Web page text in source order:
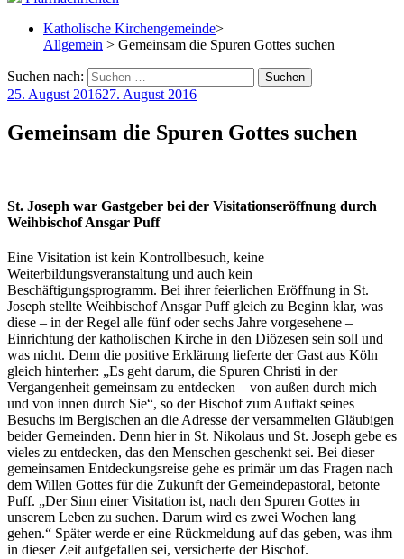
Katholische Kirchengemeinde>
Allgemein > Gemeinsam die Spuren Gottes suchen
Suchen nach:
25. August 201627. August 2016
Gemeinsam die Spuren Gottes suchen
St. Joseph war Gastgeber bei der Visitationseröffnung durch
Weihbischof Ansgar Puff
Eine Visitation ist kein Kontrollbesuch, keine
Weiterbildungsveranstaltung und auch kein
Beschäftigungsprogramm. Bei ihrer feierlichen Eröffnung in St.
Joseph stellte Weihbischof Ansgar Puff gleich zu Beginn klar, was
diese – in der Regel alle fünf oder sechs Jahre vorgesehene –
Einrichtung der katholischen Kirche in den Diözesen sein soll und
was nicht. Denn die positive Erklärung lieferte der Gast aus Köln
gleich hinterher: „Es geht darum, die Spuren Christi in der
Vergangenheit gemeinsam zu entdecken – von außen durch mich
und von innen durch Sie“, so der Bischof zum Auftakt seines
Besuchs im Bergischen an die Adresse der versammelten Gläubigen
beider Gemeinden. Denn hier in St. Nikolaus und St. Joseph gebe es
vieles zu entdecken, das den Menschen geschenkt sei. Bei dieser
gemeinsamen Entdeckungsreise gehe es primär um das Fragen nach
dem Willen Gottes für die Zukunft der Gemeindepastoral, betonte
Puff. „Der Sinn einer Visitation ist, nach den Spuren Gottes in
unserem Leben zu suchen. Darum wird es zwei Wochen lang
gehen.“ Später werde er eine Rückmeldung auf das geben, was ihm
in dieser Zeit aufgefallen sei, versicherte der Bischof.